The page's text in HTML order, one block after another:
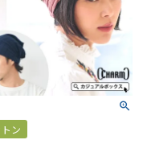
ン